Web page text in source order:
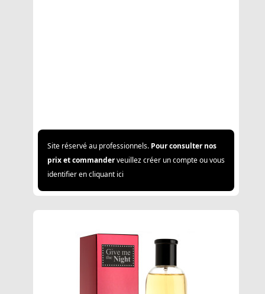
Site réservé au professionnels. Pour consulter nos
prix et commanderveuillez créer un compte ou vous
identifier en cliquant ici